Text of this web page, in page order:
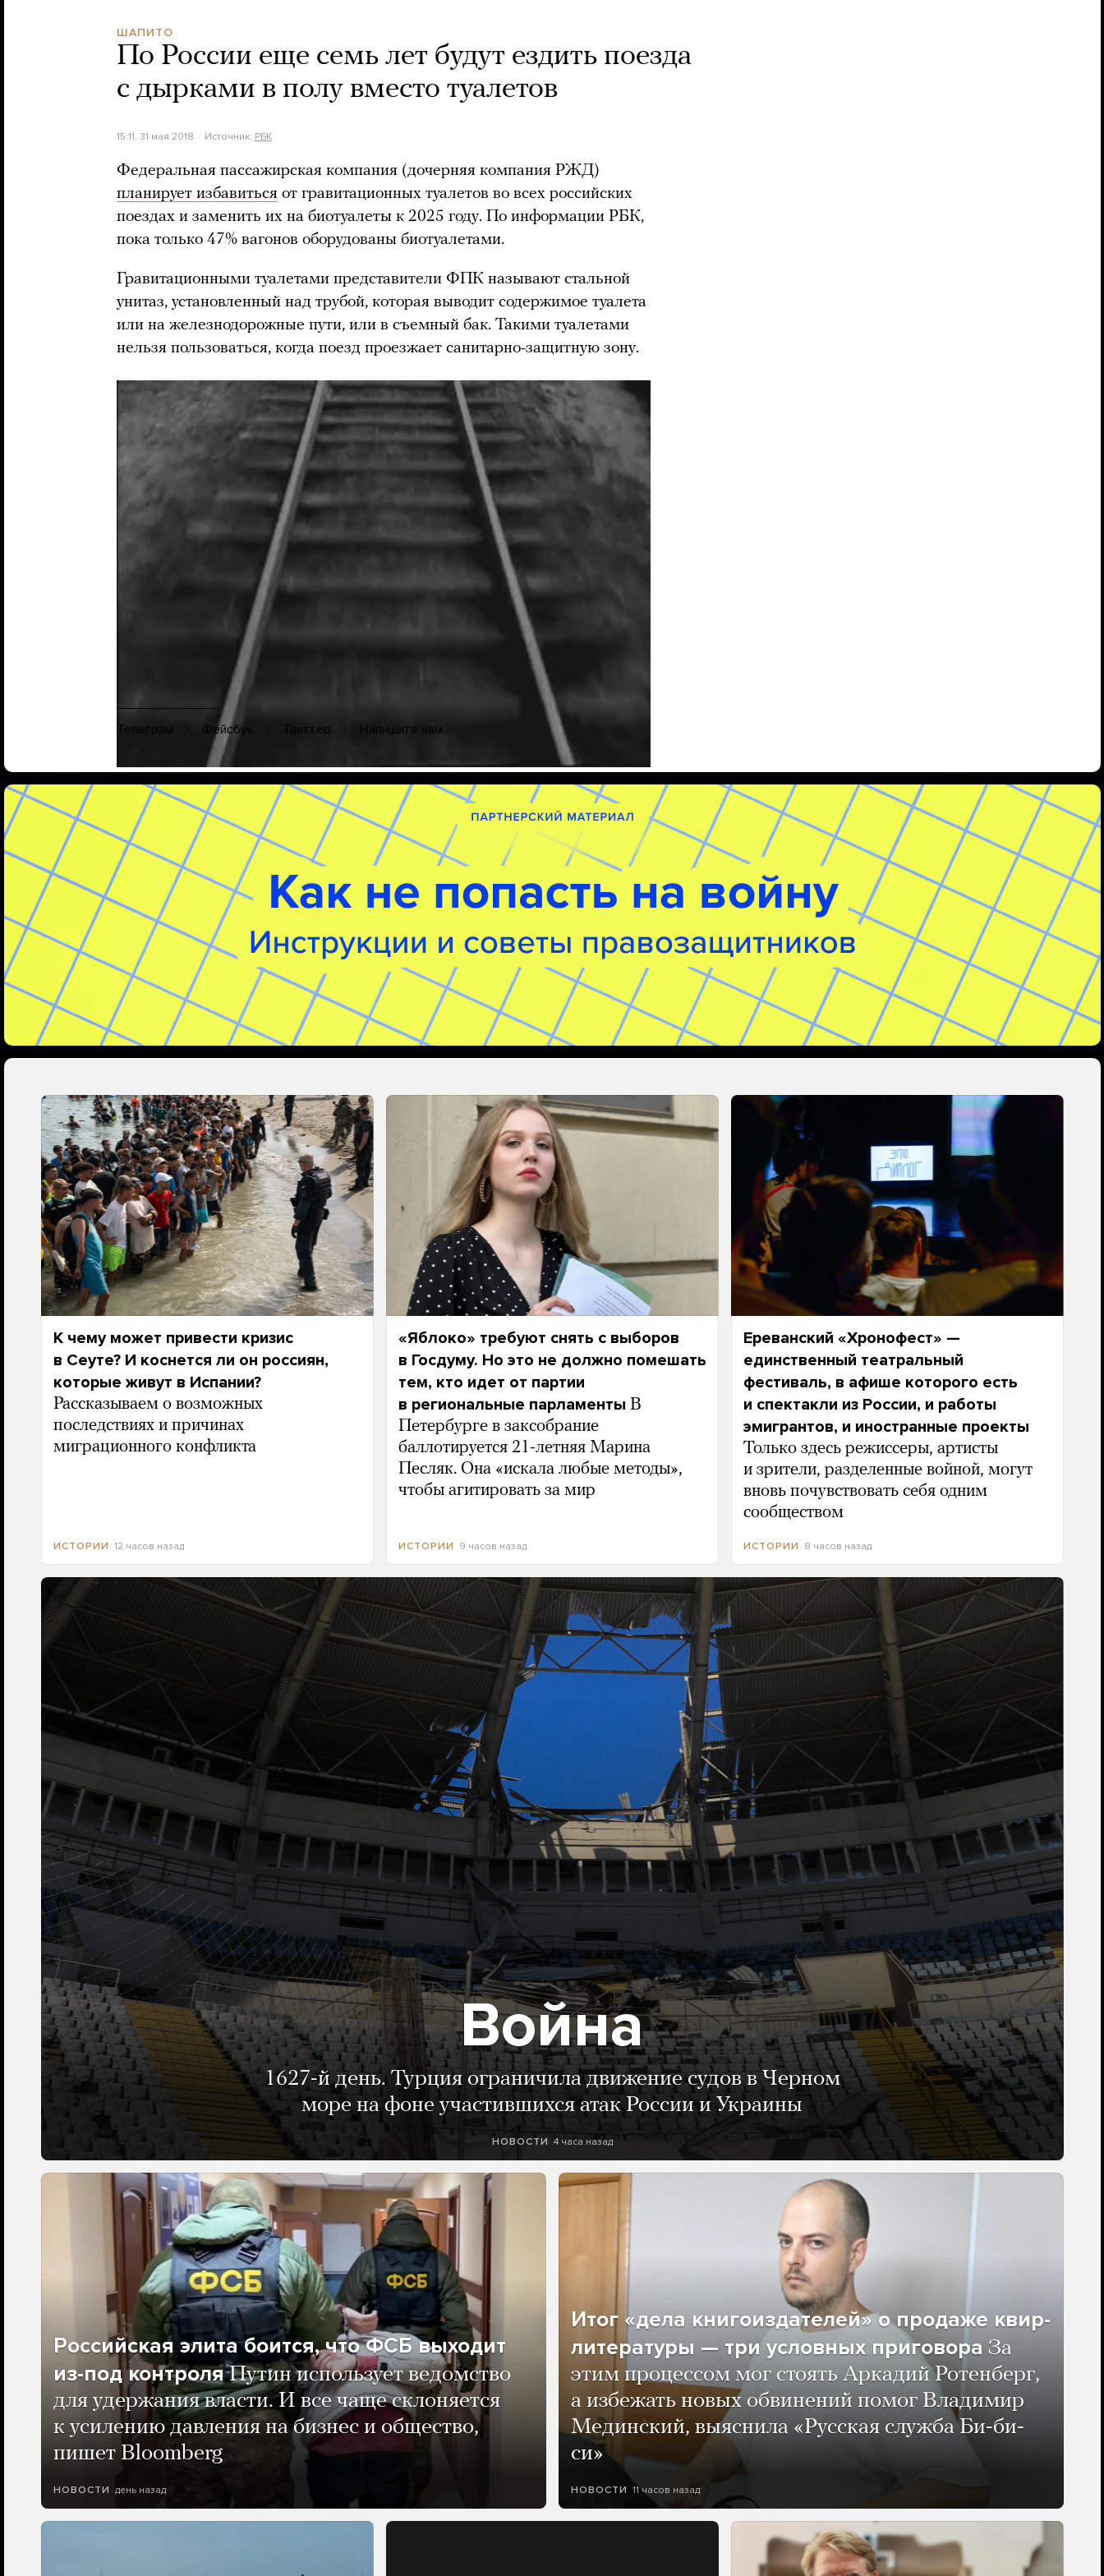
ШАПИТО
По России еще семь лет будут ездить поезда
с дырками в полу вместо туалетов
15:11, 31 мая 2018 Источник: РБК
Федеральная пассажирская компания (дочерняя компания РЖД)
планирует избавиться от гравитационных туалетов во всех российских
поездах и заменить их на биотуалеты к 2025 году. По информации РБК,
пока только 47% вагонов оборудованы биотуалетами.
Гравитационными туалетами представители ФПК называют стальной
унитаз, установленный над трубой, которая выводит содержимое туалета
или на железнодорожные пути, или в съемный бак. Такими туалетами
нельзя пользоваться, когда поезд проезжает санитарно-защитную зону.
По словам генерального директора ФПК Петра Иванова, помимо
биотуалетов новые вагоны оснастят кондиционерами, индивидуальными
розетками и usb-портами. «В будущем к таким привычным сервисам
мы также добавим душевые кабины», — сообщил Иванов в разговоре
с РБК.
РЖД разрешила не пускать пассажиров с верхних полок на нижние
Фото в анонсе: Michael Rosebrock / Insight Media / Vida Press
Телеграм Фейсбук Твиттер Напишите нам
К чему может привести кризис
в Сеуте? И коснется ли он россиян,
которые живут в Испании?
Рассказываем о возможных
последствиях и причинах
миграционного конфликта
ИСТОРИИ 12 часов назад
«Яблоко» требуют снять с выборов
в Госдуму. Но это не должно помешать
тем, кто идет от партии
в региональные парламенты В
Петербурге в заксобрание
баллотируется 21-летняя Марина
Песляк. Она «искала любые методы»,
чтобы агитировать за мир
ИСТОРИИ 9 часов назад
Ереванский «Хронофест» —
единственный театральный
фестиваль, в афише которого есть
и спектакли из России, и работы
эмигрантов, и иностранные проекты
Только здесь режиссеры, артисты
и зрители, разделенные войной, могут
вновь почувствовать себя одним
сообществом
ИСТОРИИ 8 часов назад
Война
1627-й день. Турция ограничила движение судов в Черном
море на фоне участившихся атак России и Украины
НОВОСТИ 4 часа назад
Российская элита боится, что ФСБ выходит
из-под контроля Путин использует ведомство
для удержания власти. И все чаще склоняется
к усилению давления на бизнес и общество,
пишет Bloomberg
НОВОСТИ день назад
Итог «дела книгоиздателей» о продаже квир-
литературы — три условных приговора За
этим процессом мог стоять Аркадий Ротенберг,
а избежать новых обвинений помог Владимир
Мединский, выяснила «Русская служба Би-би-
си»
НОВОСТИ 11 часов назад